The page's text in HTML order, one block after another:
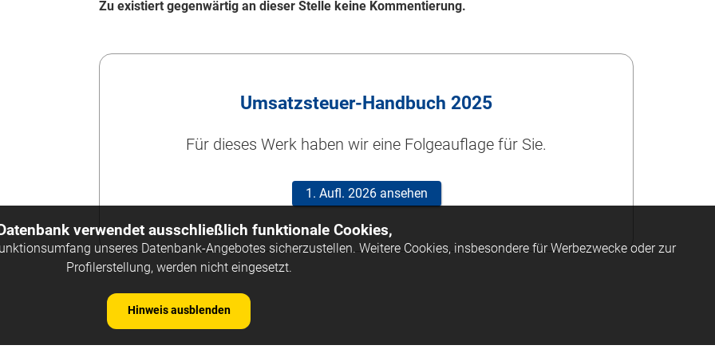
Zu existiert gegenwärtig an dieser Stelle keine Kommentierung.
Umsatzsteuer-Handbuch 2025
Für dieses Werk haben wir eine Folgeauflage für Sie.
1. Aufl. 2026 ansehen
verwendet ausschließlich funktionale Cookies,
unseres Datenbank-Angebotes sicherzustellen. Weitere Cookies, insbesondere für Werbezwecke oder zur
Profilerstellung, werden nicht eingesetzt.
Hinweis ausblenden